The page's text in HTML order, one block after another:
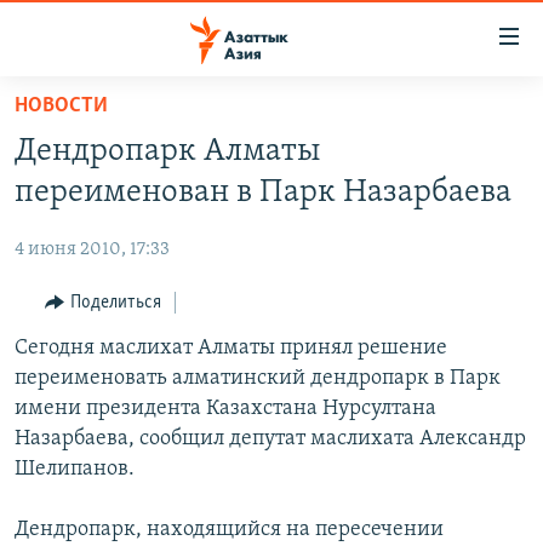
Вернуться
основному
содержанию
Вернутся
навигации
Вернутся
поиску
КАЗАХСТАН
УЗБЕКИСТАН
ТАДЖИКИСТАН
НОВОСТИ
ВОЙНА В УКРАИНЕ
НА ДРУГИХ ЯЗЫКАХ
ҚАЗАҚША
КЫРГЫЗЧА
ТОҶИКӢ
TÜRKMENÇE
Все сайты РСЕ/РС
НОВОСТИ
Дендропарк Алматы
переименован в Парк Назарбаева
4 июня 2010, 17:33
Поделиться
Сегодня маслихат Алматы принял решение
переименовать алматинский дендропарк в Парк
имени президента Казахстана Нурсултана
Назарбаева, сообщил депутат маслихата Александр
Шелипанов.
Дендропарк, находящийся на пересечении